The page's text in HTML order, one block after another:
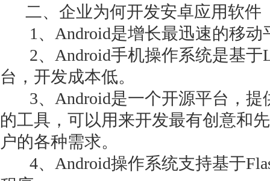
二、企业为何开发安卓应用软件
1、Android是增长最迅速的移动
2、Android手机操作系统是基于
台，开发成本低。
3、Android是一个开源平台，提
的工具，可以用来开发最有创意和
户的各种需求。
4、Android操作系统支持基于
获得产品报价方案
1万个想法不如1次的方案落地
扫码添加[商务总监]沟通方案